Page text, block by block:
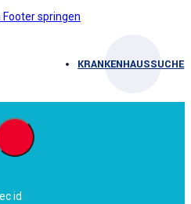
Footer springen
KRANKENHAUSSUCHE
id